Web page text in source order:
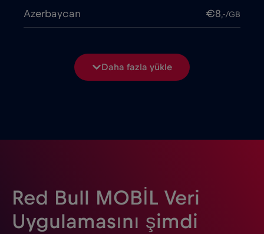
Azerbaycan €8,-/GB
Birleşik Krallık
Daha fazla yükle
Red Bull MOBİL Veri
Uygulamasını şimdi